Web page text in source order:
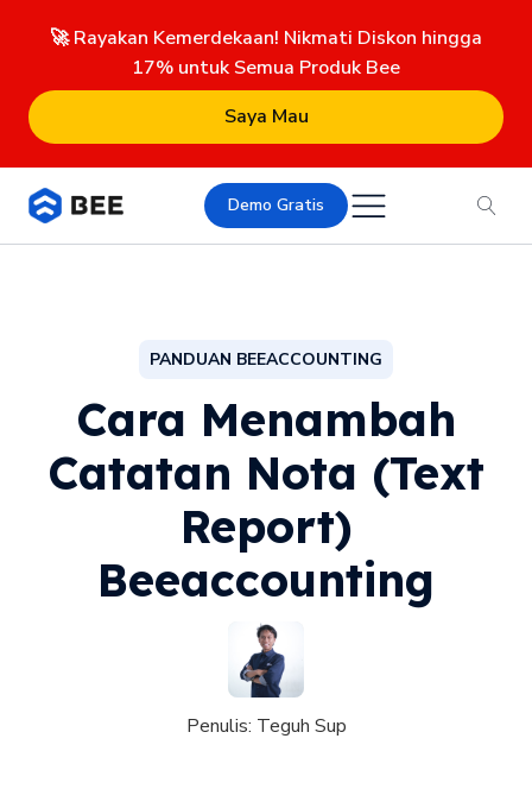
🚀 Rayakan Kemerdekaan! Nikmati Diskon hingga
17% untuk Semua Produk Bee
Saya Mau
Demo Gratis
PANDUAN BEEACCOUNTING
Cara Menambah
Catatan Nota (Text
Report)
Beeaccounting
Penulis: Teguh Sup